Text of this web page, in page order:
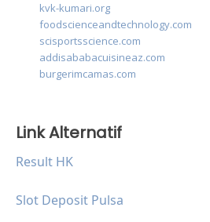
kvk-kumari.org
foodscienceandtechnology.com
scisportsscience.com
addisababacuisineaz.com
burgerimcamas.com
Link Alternatif
Result HK
Slot Deposit Pulsa